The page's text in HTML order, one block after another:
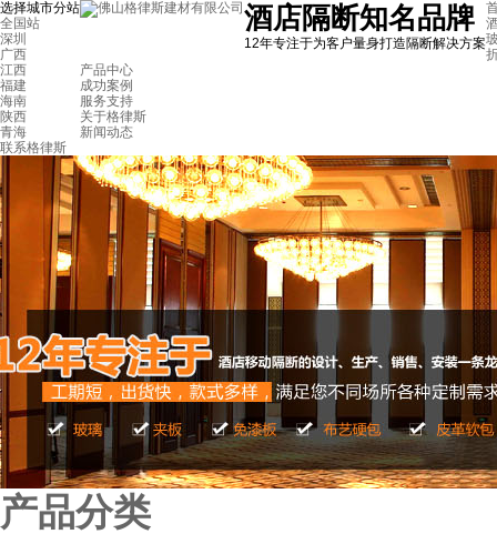
选择城市分站
全国站
深圳
广西
江西
福建
海南
陕西
青海
酒店隔断知名品牌
12年专注于为客户量身打造隔断解决方案
产品中心
成功案例
服务支持
关于格律斯
新闻动态
联系格律斯
产品分类
海南三亚高尔夫会所